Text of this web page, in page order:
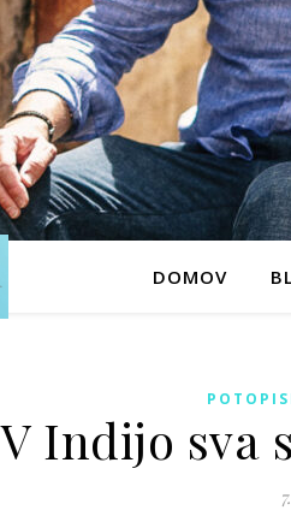
DOMOV
V Indijo sva